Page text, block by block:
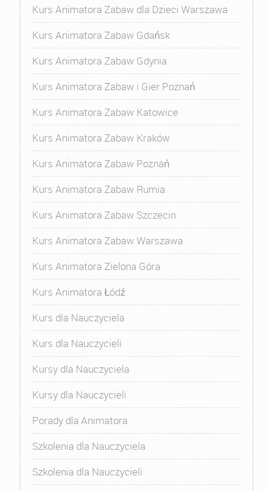
Kurs Animatora Zabaw dla Dzieci Warszawa
Kurs Animatora Zabaw Gdańsk
Kurs Animatora Zabaw Gdynia
Kurs Animatora Zabaw i Gier Poznań
Kurs Animatora Zabaw Katowice
Kurs Animatora Zabaw Kraków
Kurs Animatora Zabaw Poznań
Kurs Animatora Zabaw Rumia
Kurs Animatora Zabaw Szczecin
Kurs Animatora Zabaw Warszawa
Kurs Animatora Zielona Góra
Kurs Animatora Łódź
Kurs dla Nauczyciela
Kurs dla Nauczycieli
Kursy dla Nauczyciela
Kursy dla Nauczycieli
Porady dla Animatora
Szkolenia dla Nauczyciela
Szkolenia dla Nauczycieli